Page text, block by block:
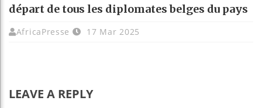
départ de tous les diplomates belges du pays
AfricaPresse 17 Mar 2025
LEAVE A REPLY